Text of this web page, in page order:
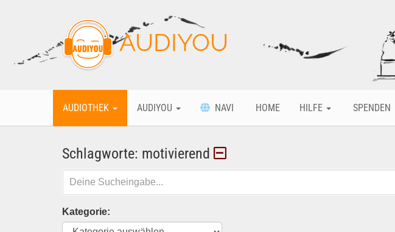
AUDIYOU
AUDIOTHEK AUDIYOU NAVI HOME HILFE SPENDEN
Schlagworte: motivierend
Kategorie: